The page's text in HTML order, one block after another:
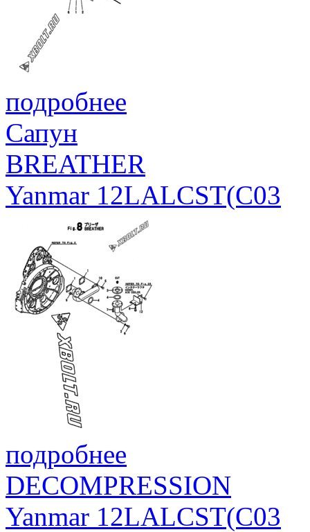
подробнее
Сапун
BREATHER
Yanmar 12LALCST(C03
подробнее
DECOMPRESSION
Yanmar 12LALCST(C03